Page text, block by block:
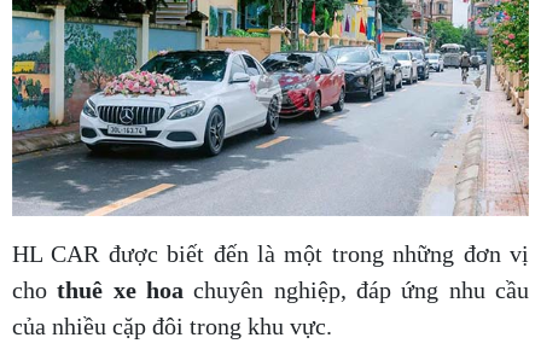
HL CAR được biết đến là một trong những đơn vị
chothuê xe hoa chuyên nghiệp, đáp ứng nhu cầu
của nhiều cặp đôi trong khu vực.